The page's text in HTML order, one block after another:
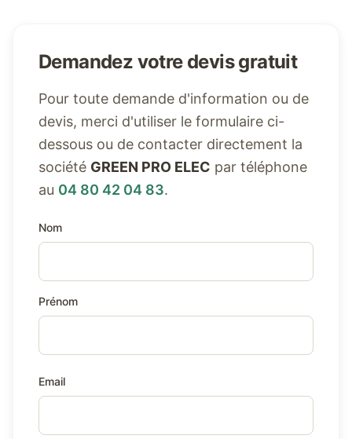
Demandez votre devis gratuit
Pour toute demande d'information ou de
devis, merci d'utiliser le formulaire ci-
dessous ou de contacter directement la
société GREEN PRO ELEC par téléphone
au 04 80 42 04 83.
Nom
Prénom
Email